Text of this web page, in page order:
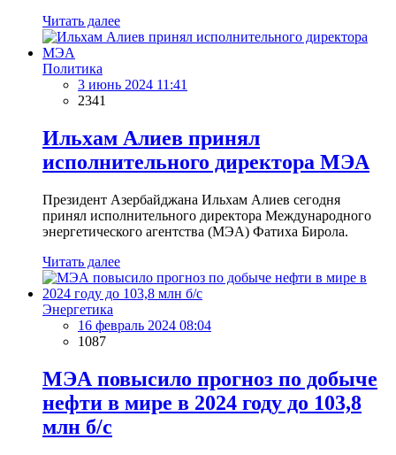
Читать далее
Политика
3 июнь 2024 11:41
2341
Ильхам Алиев принял
исполнительного директора МЭА
Президент Азербайджана Ильхам Алиев сегодня
принял исполнительного директора Международного
энергетического агентства (МЭА) Фатиха Бирола.
Читать далее
Энергетика
16 февраль 2024 08:04
1087
МЭА повысило прогноз по добыче
нефти в мире в 2024 году до 103,8
млн б/с